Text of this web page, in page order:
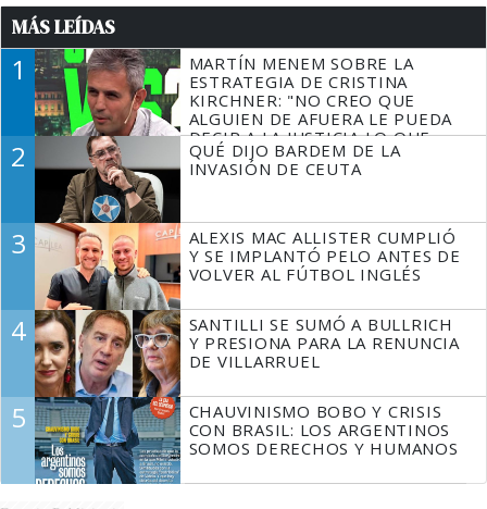
MÁS LEÍDAS
1
MARTÍN MENEM SOBRE LA
ESTRATEGIA DE CRISTINA
KIRCHNER: "NO CREO QUE
ALGUIEN DE AFUERA LE PUEDA
DECIR A LA JUSTICIA LO QUE
TIENE QUE HACER"
2
QUÉ DIJO BARDEM DE LA
INVASIÓN DE CEUTA
3
ALEXIS MAC ALLISTER CUMPLIÓ
Y SE IMPLANTÓ PELO ANTES DE
VOLVER AL FÚTBOL INGLÉS
4
SANTILLI SE SUMÓ A BULLRICH
Y PRESIONA PARA LA RENUNCIA
DE VILLARRUEL
5
CHAUVINISMO BOBO Y CRISIS
CON BRASIL: LOS ARGENTINOS
SOMOS DERECHOS Y HUMANOS